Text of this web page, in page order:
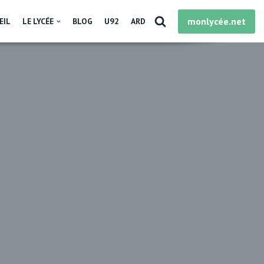
LE LYCÉE BLOG U92 ARD monlycée.net